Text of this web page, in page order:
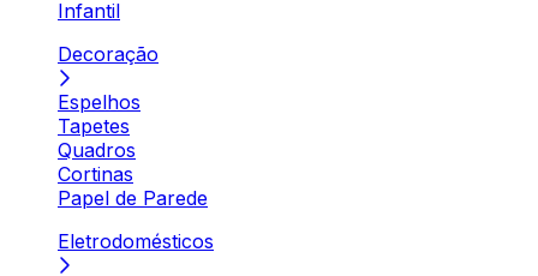
Infantil
Decoração
Espelhos
Tapetes
Quadros
Cortinas
Papel de Parede
Eletrodomésticos